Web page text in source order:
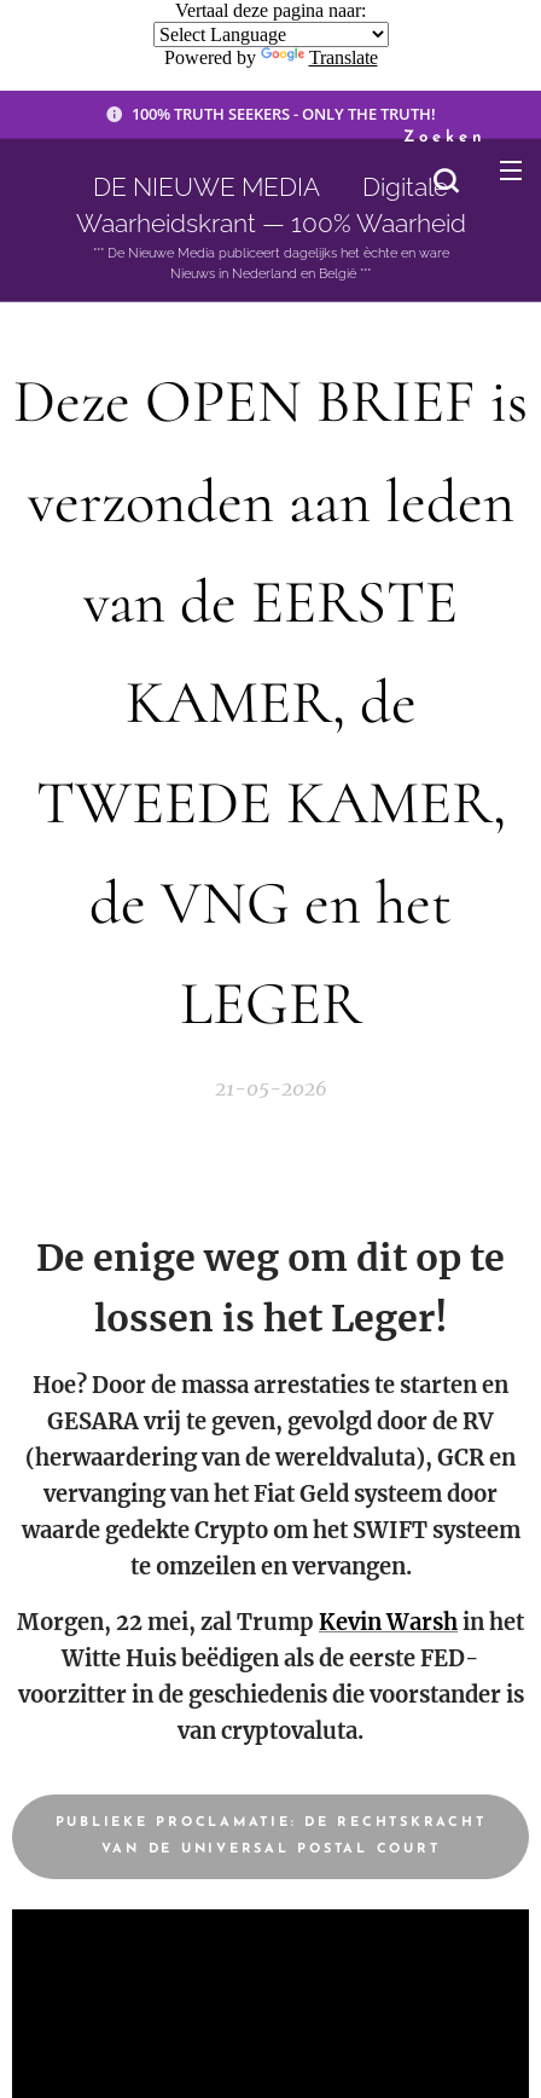
Vertaal deze pagina naar:
Powered by Translate
100% TRUTH SEEKERS - ONLY THE TRUTH!
DE NIEUWE MEDIA 🟣 Digitale
Waarheidskrant — 100% Waarheid
*** De Nieuwe Media publiceert dagelijks het èchte en ware
Nieuws in Nederland en België ***
Zoeken
Deze OPEN BRIEF is
verzonden aan leden
van de EERSTE
KAMER, de
TWEEDE KAMER,
de VNG en het
LEGER
21-05-2026
De enige weg om dit op te
lossen is het Leger!
Hoe? Door de massa arrestaties te starten en
GESARA vrij te geven, gevolgd door de RV
(herwaardering van de wereldvaluta), GCR en
vervanging van het Fiat Geld systeem door
waarde gedekte Crypto om het SWIFT systeem
te omzeilen en vervangen.
Morgen, 22 mei, zal Trump Kevin Warshin het
Witte Huis beëdigen als de eerste FED-
voorzitter in de geschiedenis die voorstander is
van cryptovaluta.
PUBLIEKE PROCLAMATIE: DE RECHTSKRACHT
VAN DE UNIVERSAL POSTAL COURT